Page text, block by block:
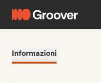
Informazioni